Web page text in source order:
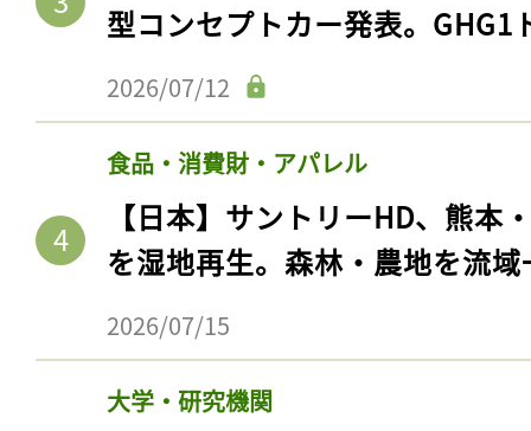
型コンセプトカー発表。GHG1
2026/07/12
食品・消費財・アパレル
【日本】サントリーHD、熊本
を湿地再生。森林・農地を流
2026/07/15
大学・研究機関